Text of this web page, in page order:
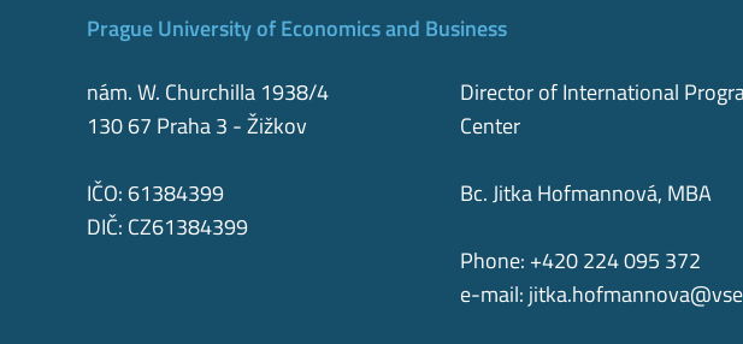
Prague University of Economics and Business
nám. W. Churchilla 1938/4
130 67 Praha 3 - Žižkov
IČO: 61384399
DIČ: CZ61384399
Director of International
Center
Bc. Jitka Hofmannová, MBA
Phone: +420 224 095 372
e-mail: